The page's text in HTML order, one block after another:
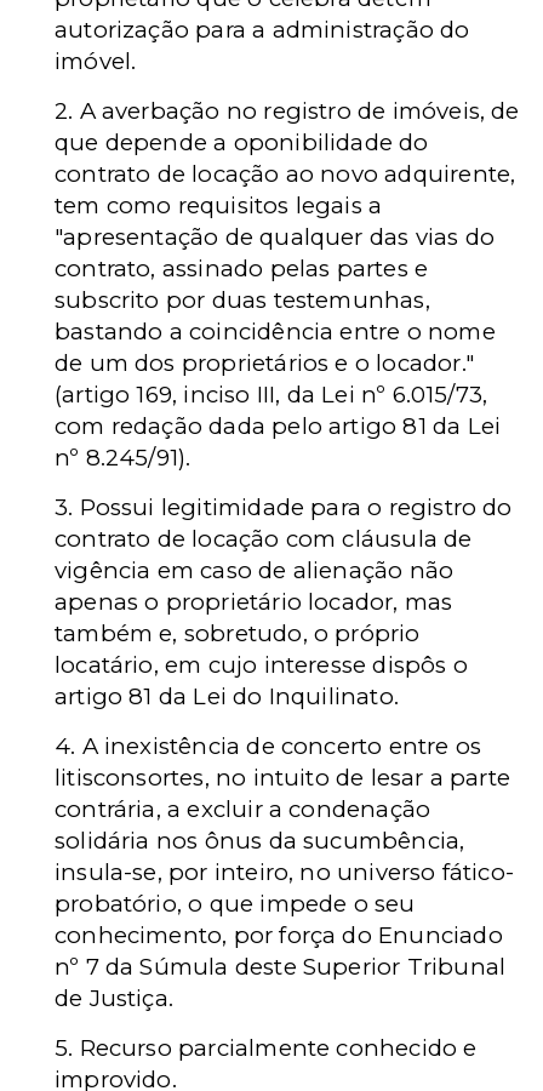
autorização para a administração do
imóvel.
2. A averbação no registro de imóveis, de
que depende a oponibilidade do
contrato de locação ao novo adquirente,
tem como requisitos legais a
"apresentação de qualquer das vias do
contrato, assinado pelas partes e
subscrito por duas testemunhas,
bastando a coincidência entre o nome
de um dos proprietários e o locador."
(artigo 169, inciso III, da Lei nº 6.015/73,
com redação dada pelo artigo 81 da Lei
nº 8.245/91).
3. Possui legitimidade para o registro do
contrato de locação com cláusula de
vigência em caso de alienação não
apenas o proprietário locador, mas
também e, sobretudo, o próprio
locatário, em cujo interesse dispôs o
artigo 81 da Lei do Inquilinato.
4. A inexistência de concerto entre os
litisconsortes, no intuito de lesar a parte
contrária, a excluir a condenação
solidária nos ônus da sucumbência,
insula-se, por inteiro, no universo fático-
probatório, o que impede o seu
conhecimento, por força do Enunciado
nº 7 da Súmula deste Superior Tribunal
de Justiça.
5. Recurso parcialmente conhecido e
improvido.